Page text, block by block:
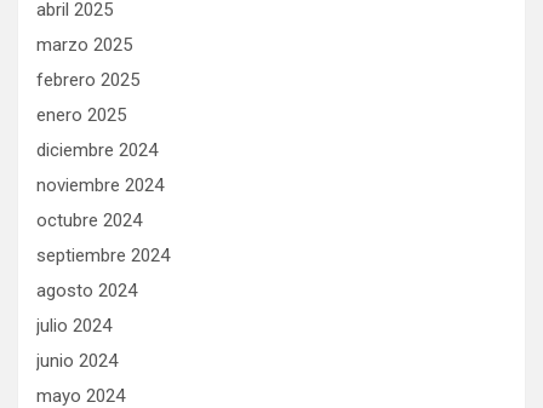
abril 2025
marzo 2025
febrero 2025
enero 2025
diciembre 2024
noviembre 2024
octubre 2024
septiembre 2024
agosto 2024
julio 2024
junio 2024
mayo 2024